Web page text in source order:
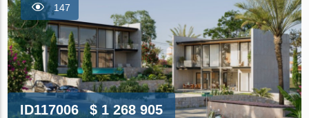
147
ID117006 $ 1 268 905